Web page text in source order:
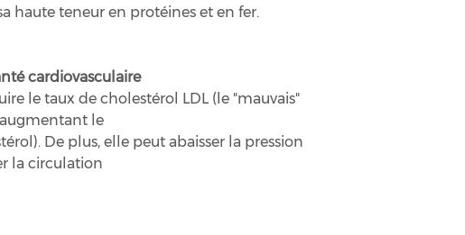
haute teneur en protéines et en fer.
cardiovasculaire
le taux de cholestérol LDL (le "mauvais"
le
De plus, elle peut abaisser la pression
la circulation